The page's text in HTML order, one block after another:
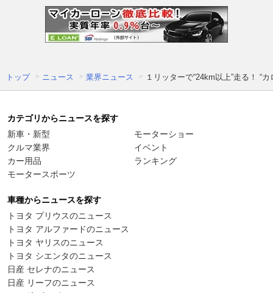
トップ ニュース 業界ニュース １リッターで“24km以上”走る！ “
カテゴリからニュースを探す
新車・新型
クルマ業界
カー用品
モータースポーツ
モーターショー
イベント
ランキング
車種からニュースを探す
トヨタ プリウスのニュース
トヨタ アルファードのニュース
トヨタ ヤリスのニュース
トヨタ シエンタのニュース
日産 セレナのニュース
日産 リーフのニュース